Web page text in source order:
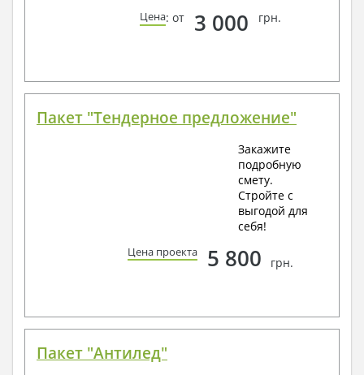
Цена: от 3 000 грн.
Пакет "Тендерное предложение"
Закажите
подробную
смету.
Стройте с
выгодой для
себя!
Цена проекта 5 800 грн.
Пакет "Антилед"